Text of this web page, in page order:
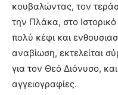
κουβαλώντας, τον
την Πλάκα, στο
πολύ κέφι και
αναβίωση, εκτελείται
για τον Θεό Διόνυσο,
αγγειογραφίες.